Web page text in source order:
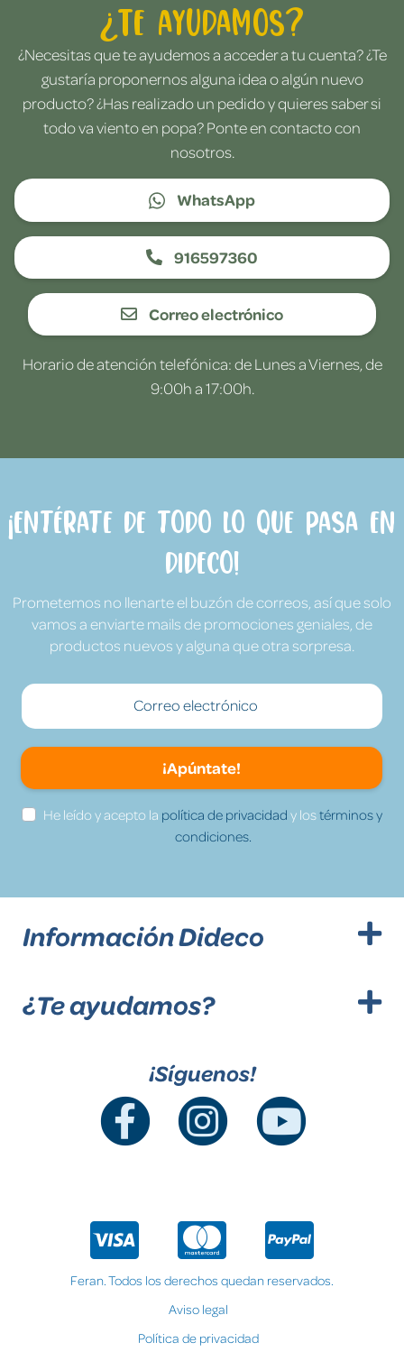
¿Te ayudamos?
¿Necesitas que te ayudemos a acceder a tu cuenta? ¿Te
gustaría proponernos alguna idea o algún nuevo
producto? ¿Has realizado un pedido y quieres saber si
todo va viento en popa? Ponte en contacto con
nosotros.
WhatsApp
916597360
Correo electrónico
Horario de atención telefónica: de Lunes a Viernes, de
9:00h a 17:00h.
¡Entérate de todo lo que pasa en
Dideco!
Prometemos no llenarte el buzón de correos, así que solo
vamos a enviarte mails de promociones geniales, de
productos nuevos y alguna que otra sorpresa.
¡Apúntate!
He leído y acepto la política de privacidad y lostérminos y
condiciones.
Información Dideco
¿Te ayudamos?
¡Síguenos!
Feran. Todos los derechos quedan reservados.
Aviso legal
Política de privacidad